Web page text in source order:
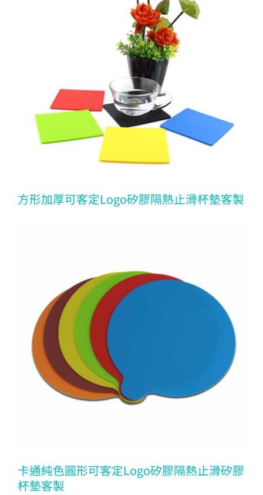
方形加厚可客定Logo矽膠隔熱止滑杯墊客製
卡通純色圓形可客定Logo矽膠隔熱止滑矽膠
杯墊客製